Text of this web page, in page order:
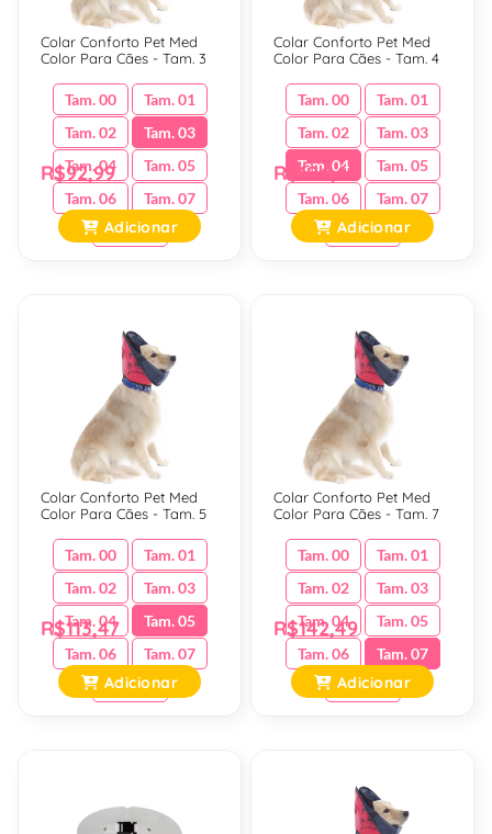
Colar Conforto Pet Med
Color Para Cães - Tam. 3
Tam. 00
Tam. 01
Tam. 02
Tam. 03
Tam. 04
Tam. 05
Tam. 06
Tam. 07
Tam. 08
R$92,99
Adicionar
Colar Conforto Pet Med
Color Para Cães - Tam. 4
Tam. 00
Tam. 01
Tam. 02
Tam. 03
Tam. 04
Tam. 05
Tam. 06
Tam. 07
Tam. 08
R$104,69
Adicionar
Colar Conforto Pet Med
Color Para Cães - Tam. 5
Tam. 00
Tam. 01
Tam. 02
Tam. 03
Tam. 04
Tam. 05
Tam. 06
Tam. 07
Tam. 08
R$113,47
Adicionar
Colar Conforto Pet Med
Color Para Cães - Tam. 7
Tam. 00
Tam. 01
Tam. 02
Tam. 03
Tam. 04
Tam. 05
Tam. 06
Tam. 07
Tam. 08
R$142,49
Adicionar